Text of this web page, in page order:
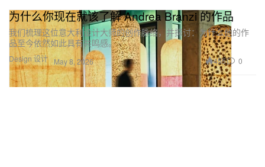
Design 设计
为什么你现在就该了解 Andrea Branzi 的作品
我们梳理这位意大利设计大师的创作脉络，并探讨：为什么他的作
品至今依然如此具有共鸣感。
May 8, 2026 455 0